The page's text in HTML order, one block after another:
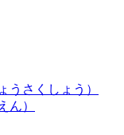
うさくしょう）
ん）